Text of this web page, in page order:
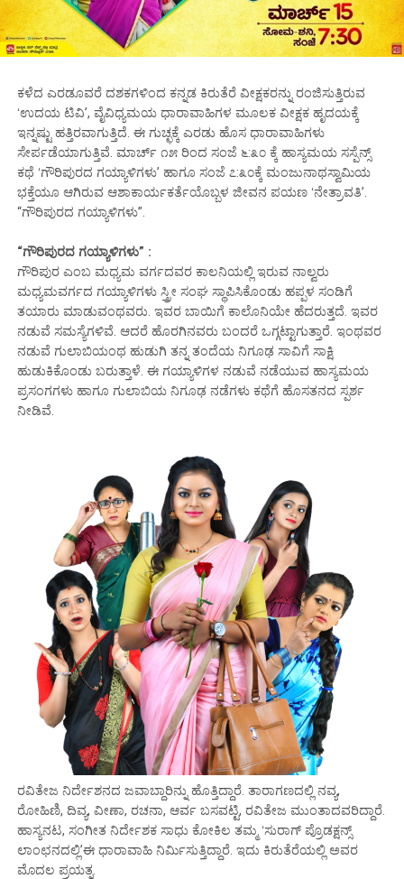
ಕಳೆದ ಎರಡೂವರೆ ದಶಕಗಳಿಂದ ಕನ್ನಡ ಕಿರುತೆರೆ ವೀಕ್ಷಕರನ್ನು ರಂಜಿಸುತ್ತಿರುವ
ʻಉದಯ ಟಿವಿʼ, ವೈವಿಧ್ಯಮಯ ಧಾರಾವಾಹಿಗಳ ಮೂಲಕ ವೀಕ್ಷಕ ಹೃದಯಕ್ಕೆ
ಇನ್ನಷ್ಟು ಹತ್ತಿರವಾಗುತ್ತಿದೆ. ಈ ಗುಚ್ಛಕ್ಕೆ ಎರಡು ಹೊಸ ಧಾರಾವಾಹಿಗಳು
ಸೇರ್ಪಡೆಯಾಗುತ್ತಿವೆ. ಮಾರ್ಚ್‌ ೧೫ ರಿಂದ ಸಂಜೆ ೬:೩೦ ಕ್ಕೆ ಹಾಸ್ಯಮಯ ಸಸ್ಪೆನ್ಸ್‌
ಕಥೆ ʻಗೌರಿಪುರದ ಗಯ್ಯಾಳಿಗಳುʼ ಹಾಗೂ ಸಂಜೆ ೭:೩೦ಕ್ಕೆ ಮಂಜುನಾಥಸ್ವಾಮಿಯ
ಭಕ್ತೆಯೂ ಆಗಿರುವ ಆಶಾಕಾರ್ಯಕರ್ತೆಯೊಬ್ಬಳ ಜೀವನ ಪಯಣ ʻನೇತ್ರಾವತಿʼ.
“ಗೌರಿಪುರದ ಗಯ್ಯಾಳಿಗಳು”.
“ಗೌರಿಪುರದ ಗಯ್ಯಾಳಿಗಳು” :
ಗೌರಿಪುರ ಎಂಬ ಮಧ್ಯಮ ವರ್ಗದವರ ಕಾಲನಿಯಲ್ಲಿ ಇರುವ ನಾಲ್ವರು
ಮಧ್ಯಮವರ್ಗದ ಗಯ್ಯಾಳಿಗಳು ಸ್ತ್ರೀ ಸಂಘ ಸ್ಥಾಪಿಸಿಕೊಂಡು ಹಪ್ಪಳ ಸಂಡಿಗೆ
ತಯಾರು ಮಾಡುವಂಥವರು. ಇವರ ಬಾಯಿಗೆ ಕಾಲೊನಿಯೇ ಹೆದರುತ್ತದೆ. ಇವರ
ನಡುವೆ ಸಮಸ್ಯೆಗಳಿವೆ. ಆದರೆ ಹೊರಗಿನವರು ಬಂದರೆ ಒಗ್ಗಟ್ಟಾಗುತ್ತಾರೆ. ಇಂಥವರ
ನಡುವೆ ಗುಲಾಬಿಯಂಥ ಹುಡುಗಿ ತನ್ನ ತಂದೆಯ ನಿಗೂಢ ಸಾವಿಗೆ ಸಾಕ್ಷಿ
ಹುಡುಕಿಕೊಂಡು ಬರುತ್ತಾಳೆ. ಈ ಗಯ್ಯಾಳಿಗಳ ನಡುವೆ ನಡೆಯುವ ಹಾಸ್ಯಮಯ
ಪ್ರಸಂಗಗಳು ಹಾಗೂ ಗುಲಾಬಿಯ ನಿಗೂಢ ನಡೆಗಳು ಕಥೆಗೆ ಹೊಸತನದ ಸ್ಪರ್ಶ
ನೀಡಿವೆ.
ರವಿತೇಜ ನಿರ್ದೇಶನದ ಜವಾಬ್ದಾರಿನ್ನು ಹೊತ್ತಿದ್ದಾರೆ. ತಾರಾಗಣದಲ್ಲಿ ನವ್ಯ,
ರೋಹಿಣಿ, ದಿವ್ಯ, ವೀಣಾ, ರಚನಾ, ಆರ್ವ ಬಸವಟ್ಟಿ, ರವಿತೇಜ ಮುಂತಾದವರಿದ್ದಾರೆ.
ಹಾಸ್ಯನಟ, ಸಂಗೀತ ನಿರ್ದೇಶಕ ಸಾಧು ಕೋಕಿಲ ತಮ್ಮ ʻಸುರಾಗ್‌ ಪ್ರೊಡಕ್ಷನ್ಸ್‌
ಲಾಂಛನದಲ್ಲಿʼಈ ಧಾರಾವಾಹಿ ನಿರ್ಮಿಸುತ್ತಿದ್ದಾರೆ. ಇದು ಕಿರುತೆರೆಯಲ್ಲಿ ಅವರ
ಮೊದಲ ಪ್ರಯತ್ನ.